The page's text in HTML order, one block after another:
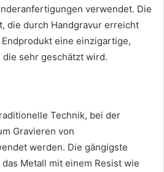
verwendet. Die
die durch Handgravur erreicht
eine einzigartige,
sehr geschätzt wird.
Technik, bei der
Gravieren von
werden. Die gängigste
Metall mit einem Resist wie